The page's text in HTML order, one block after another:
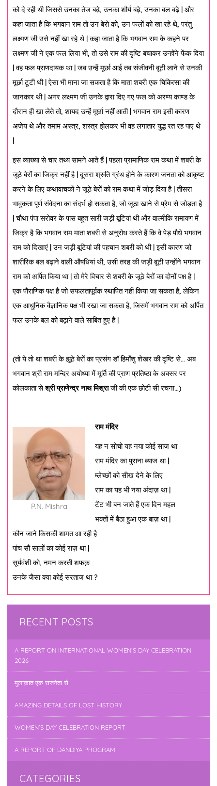
को दे रही थी जिससे उनका तेज बढ़े, उनका शौर्य बढ़े, उनका बल बढ़े | और
कहा जाता है कि भगवान राम तो उन बेरो को, उन फलों को खा रहे थे, परंतु
लक्ष्मण जी उसे नहीं खा रहे थे | कहा जाता है कि भगवान राम के कहने पर
लक्ष्मण जी ने एक फल लिया भी, तो उसे राम की दृष्टि बचाकर उन्होंने फेंक दिया
| वह फल प्राणदायक था | जब उन्हें मूर्छा आई तब संजीवनी बूटी लाने से उनकी
मूर्छा टूटी थी | ऐसा भी माना जा सकता है कि माता शबरी एक चिकित्सा की
जानकार थी | अगर लक्ष्मण जी उनके द्वारा दिए गए फल को अरण्य काण्ड के
दौरान ही खा लेते तो, शायद उन्हें मूर्छा नहीं आती | भगवान राम इसी कारण
अजेय थे और तमाम अस्त्र, शस्त्र झेलकर भी वह लगातार युद्ध रत रह पाए थे
|
इस व्याख्या से चार तथ्य सामने आते हैं | पहला प्रामाणिक राम कथा में शबरी के
जूठे बेरों का जिक्र नहीं है | दूसरा श्रुति ग्रंथ होने के कारण जनता को आकृष्ट
करने के लिए कथावाचकों ने जूठे बेरों को राम कथा में जोड़ दिया है | तीसरा
भावुकता पूर्ण संवेदना का संदर्भ हो सकता है, जो जूठा खाने से प्रेम से जोड़ता है
| चौथा पंपा सरोवर के पास बहुत सारी जड़ी बूटियां थी और वाल्मीकि रामायण में
जिक्र है कि भगवान राम माता शबरी से अनुरोध करते हैं कि वे पेड़ पौधे भगवान
राम को दिखाएं | उन जड़ी बूटियां की पहचान शबरी को थी | इसी कारण जो
शारीरिक बल बढ़ाने वाली औषधियां थी, उसी तरह की जड़ी बूटी उन्होंने भगवान
राम को अर्पित किया था | तो मेरे विचार से शबरी के जूठे बेरों का दोनों पक्ष है |
एक पौराणिक पक्ष है जो सफलतापूर्वक स्थापित नहीं किया जा सकता है, लेकिन
एक आधुनिक वैज्ञानिक पक्ष भी रखा जा सकता है, जिसमें भगवान राम को अर्पित
फल उनके बल को बढ़ाने वाले साबित हुए हैं |
(तो ये तो था शबरी के झूठे बेरों का प्रसंग डॉ हिमाँशु शेखर की दृष्टि से… अब
भगवान श्री राम मन्दिर अयोध्या में मूर्ति की प्राण प्रतिष्ठा के अवसर पर
कोलकाता सेश्री प्राणेन्द्र नाथ मिश्राजी की एक छोटी सी रचना…)
P.N. Mishra
राम मंदिर
यह न सोचो यह नया कोई साज था
राम मंदिर का पुराना ब्याज था |
म्लेच्छों को सीख देने के लिए
राम का यह भी नया अंदाज़ था |
टेंट भी बन जाते हैं एक दिन महल
भक्तों में बैठा हुआ एक बाज़ था |
कौन जाने किसकी शामत आ रही है
पांच सौ सालों का कोई राज़ था |
सूर्यवंशी को, नमन करती शफक़
उनके जैसा क्या कोई सरताज था ?
RECENT POSTS
A REPORT ON INTERNATIONAL WOMEN’S DAY CELEBRATION
2026
मुलाक़ात एक राजनेता से
AMAZING DETAILS OF LOST HISTORY
WOMEN’S DAY CELEBRATION REPORT
A REPORT OF DANDIYA PROGRAM
CATEGORIES